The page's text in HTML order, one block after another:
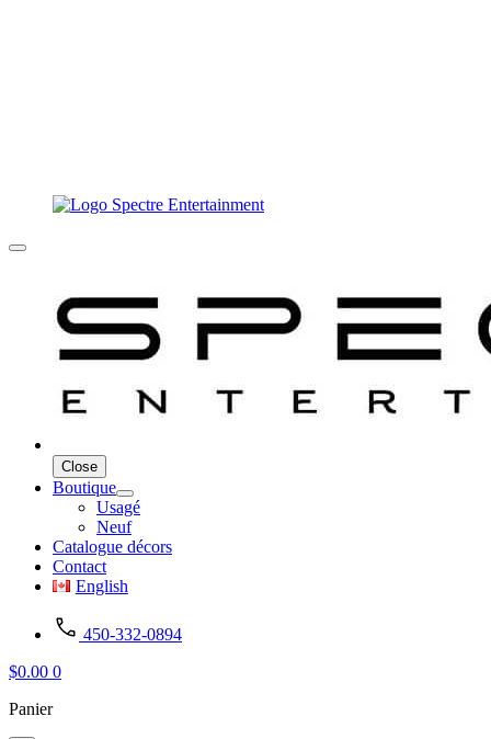
Close
Boutique
Usagé
Neuf
Catalogue décors
Contact
English
450-332-0894
$0.00 0
Panier